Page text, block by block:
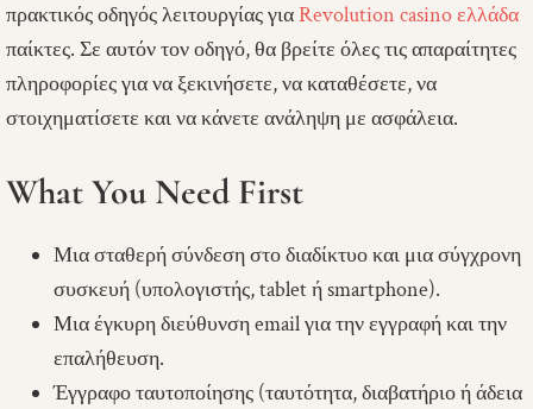
πρακτικός οδηγός λειτουργίας γιαRevolution casino ελλάδα
παίκτες. Σε αυτόν τον οδηγό, θα βρείτε όλες τις απαραίτητες
πληροφορίες για να ξεκινήσετε, να καταθέσετε, να
στοιχηματίσετε και να κάνετε ανάληψη με ασφάλεια.
What You Need First
Μια σταθερή σύνδεση στο διαδίκτυο και μια σύγχρονη
συσκευή (υπολογιστής, tablet ή smartphone).
Μια έγκυρη διεύθυνση email για την εγγραφή και την
επαλήθευση.
Έγγραφο ταυτοποίησης (ταυτότητα, διαβατήριο ή άδεια